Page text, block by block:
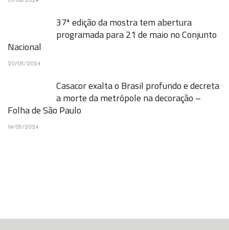
37ª edição da mostra tem abertura
programada para 21 de maio no Conjunto
Nacional
20/05/2024
Casacor exalta o Brasil profundo e decreta
a morte da metrópole na decoração –
Folha de São Paulo
19/05/2024